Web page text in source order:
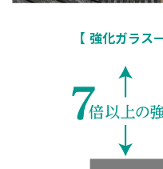
強化ガラス